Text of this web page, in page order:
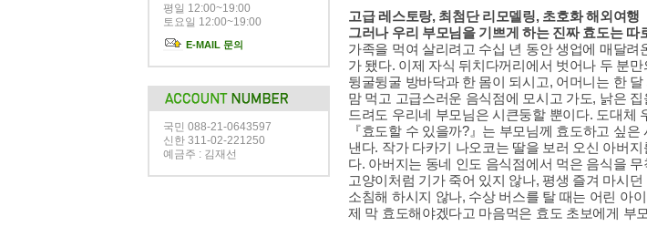
평일 12:00~19:00
토요일 12:00~19:00
E-MAIL 문의
국민 088-21-0643597
신한 311-02-221250
예금주 : 김재선
고급 레스토랑, 최첨단 리모델링, 초호화 해외여행
그러나 우리 부모님을 기쁘게 하는 진짜 효도는 따
가족을 먹여 살리려고 수십 년 동안 생업에 매달
가 됐다. 이제 자식 뒤치다꺼리에서 벗어나 두 분
뒹굴뒹굴 방바닥과 한 몸이 되시고, 어머니는 한
맘 먹고 고급스러운 음식점에 모시고 가도, 낡은
드려도 우리네 부모님은 시큰둥할 뿐이다. 도대체
『효도할 수 있을까?』는 부모님께 효도하고 싶
낸다. 작가 다카기 나오코는 딸을 보러 오신 아버
다. 아버지는 동네 인도 음식점에서 먹은 음식을
고양이처럼 기가 죽어 있지 않나, 평생 즐겨 마시
소침해 하시지 않나, 수상 버스를 탈 때는 어린 아
제 막 효도해야겠다고 마음먹은 효도 초보에게 부